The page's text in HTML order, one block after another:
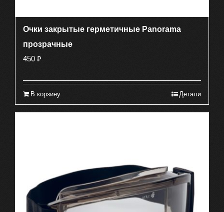
Очки закрытые герметичные Panorama
прозрачные
450 ₽
В корзину Детали